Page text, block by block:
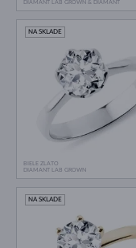
DIAMANT LAB GROWN & DIAMANT
BIELE ZLATO
DIAMANT LAB GROWN
NA SKLADE
NA SKLADE